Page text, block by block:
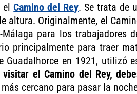
elCamino del Rey. Se trata de
altura. Originalmente, el
para los trabajadores
principalmente para traer
en 1921, utilizó
el Camino del Rey,
cercano para pasar la